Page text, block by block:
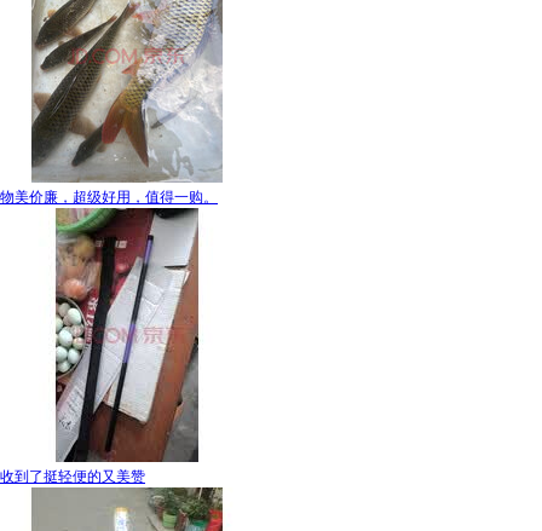
物美价廉，超级好用，值得一购。
收到了挺轻便的又美赞